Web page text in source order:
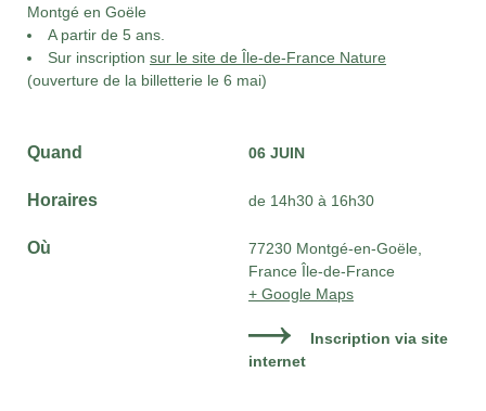
Montgé en Goële
A partir de 5 ans.
Sur inscription sur le site de Île-de-France Nature
(ouverture de la billetterie le 6 mai)
Quand 06 JUIN
Horaires de 14h30 à 16h30
Où
77230 Montgé-en-Goële,
France Île-de-France
+ Google Maps
Inscription via site
internet